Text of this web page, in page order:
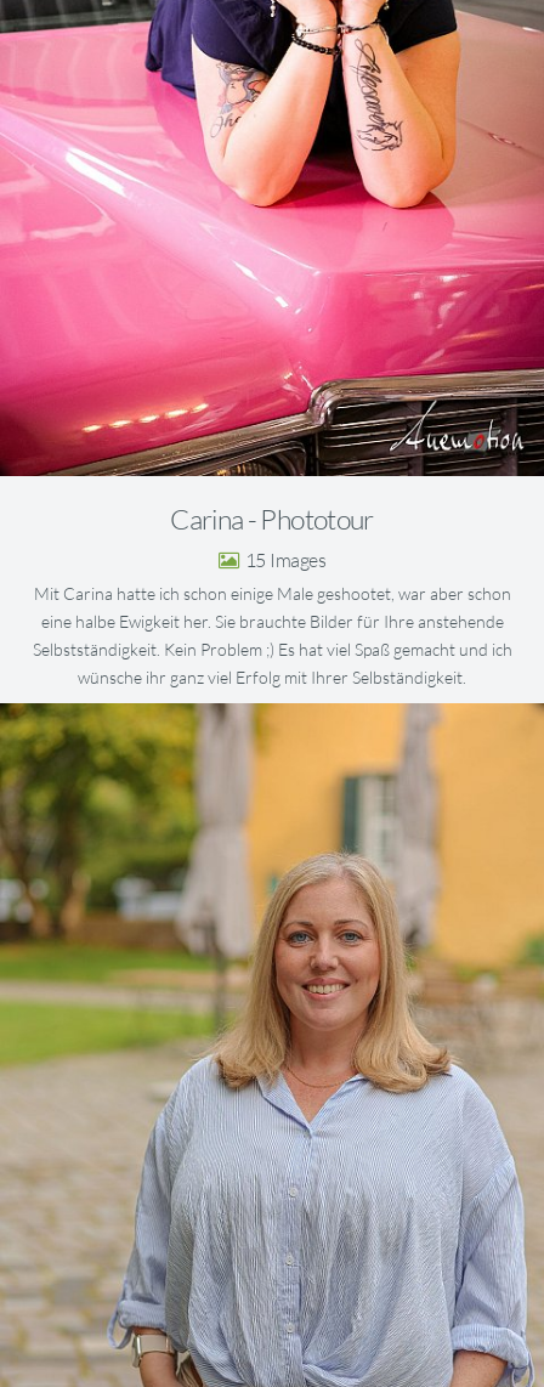
Carina - Phototour
15
Mit Carina hatte ich schon einige Male geshootet, war aber schon
eine halbe Ewigkeit her. Sie brauchte Bilder für Ihre anstehende
Selbstständigkeit. Kein Problem ;) Es hat viel Spaß gemacht und ich
wünsche ihr ganz viel Erfolg mit Ihrer Selbständigkeit.